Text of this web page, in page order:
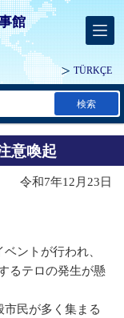
館
TÜRKÇE
検索
意喚起
令和7年12月23日
ントが行われ、
るテロの発生が懸
民が多く集まる